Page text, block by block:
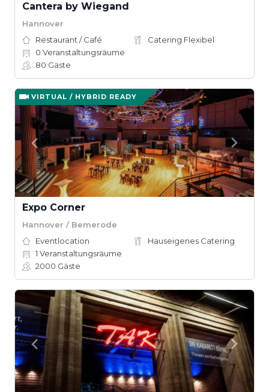
Cantera by Wiegand
Hannover
Restaurant / Café
Catering Flexibel
0 Veranstaltungsräume
80 Gäste
VIRTUAL / HYBRID READY
Expo Corner
Hannover / Bemerode
Eventlocation
Hauseigenes Catering
1 Veranstaltungsräume
2000 Gäste